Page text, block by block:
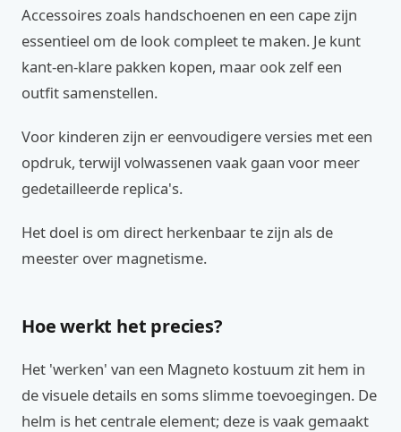
Accessoires zoals handschoenen en een cape zijn
essentieel om de look compleet te maken. Je kunt
kant-en-klare pakken kopen, maar ook zelf een
outfit samenstellen.
Voor kinderen zijn er eenvoudigere versies met een
opdruk, terwijl volwassenen vaak gaan voor meer
gedetailleerde replica's.
Het doel is om direct herkenbaar te zijn als de
meester over magnetisme.
Hoe werkt het precies?
Het 'werken' van een Magneto kostuum zit hem in
de visuele details en soms slimme toevoegingen. De
helm is het centrale element; deze is vaak gemaakt